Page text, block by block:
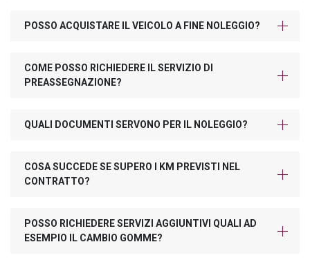
POSSO ACQUISTARE IL VEICOLO A FINE NOLEGGIO?
COME POSSO RICHIEDERE IL SERVIZIO DI
PREASSEGNAZIONE?
QUALI DOCUMENTI SERVONO PER IL NOLEGGIO?
COSA SUCCEDE SE SUPERO I KM PREVISTI NEL
CONTRATTO?
POSSO RICHIEDERE SERVIZI AGGIUNTIVI QUALI AD
ESEMPIO IL CAMBIO GOMME?